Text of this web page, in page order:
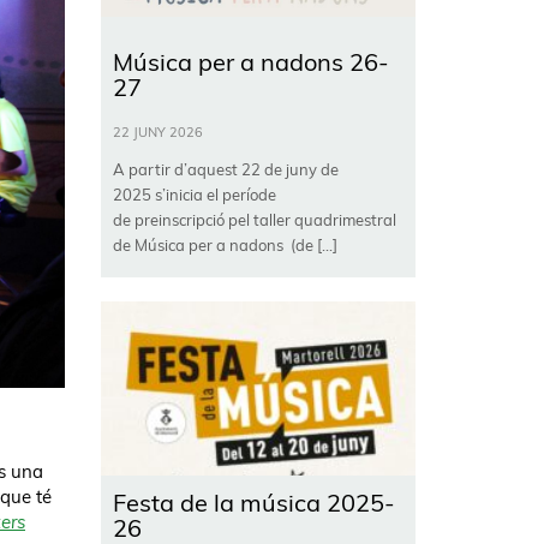
una
té
Música per a nadons 26-
27
22 JUNY 2026
A partir d’aquest 22 de juny de
2025 s’inicia el període
de preinscripció pel taller quadrimestral
de Música per a nadons (de […]
Festa de la música 2025-
26